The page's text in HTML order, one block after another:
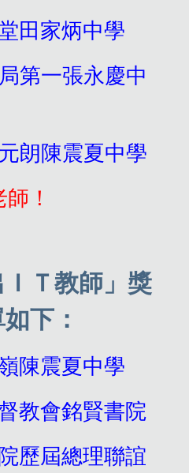
田家炳中學
一張永慶中
陳震夏中學
！
Ｔ教師」獎
下：
陳震夏中學
教會銘賢書院
歷屆總理聯誼